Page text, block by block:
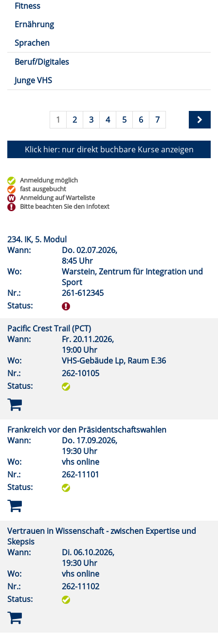
Fitness
Ernährung
Sprachen
Beruf/Digitales
Junge VHS
1 2 3 4 5 6 7
Klick hier: nur direkt buchbareKurse anzeigen
Anmeldung möglich
fast ausgebucht
Anmeldung auf Warteliste
Bitte beachten Sie den Infotext
234. IK, 5. Modul
Wann:
Do.02.07.2026,
8:45 Uhr
Wo:
Warstein, Zentrum für Integration und
Sport
Nr.:
261-612345
Status:
Pacific Crest Trail (PCT)
Wann:
Fr.20.11.2026,
19:00 Uhr
Wo:
VHS-Gebäude Lp, Raum E.36
Nr.:
262-10105
Status:
Frankreich vor den Präsidentschaftswahlen
Wann:
Do. 17.09.2026,
19:30 Uhr
Wo:
vhs online
Nr.:
262-11101
Status:
Vertrauen in Wissenschaft - zwischen Expertise und
Skepsis
Wann:
Di.06.10.2026,
19:30 Uhr
Wo:
vhs online
Nr.:
262-11102
Status: